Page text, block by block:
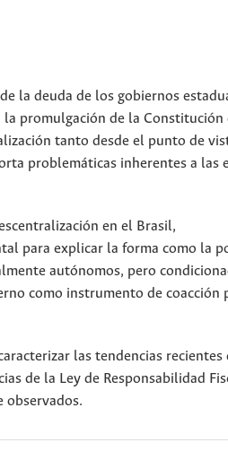
la deuda de los gobiernos
promulgación de la
tanto desde el punto de
problemáticas inherentes a las
en el Brasil,
para explicar la forma como la
autónomos, pero
como instrumento de
las tendencias
de la Ley de Responsabilidad
observados.